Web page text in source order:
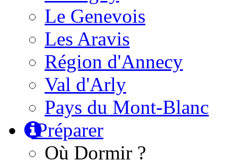
Le Genevois
Les Aravis
Région d'Annecy
Val d'Arly
Pays du Mont-Blanc
Préparer
Où Dormir ?